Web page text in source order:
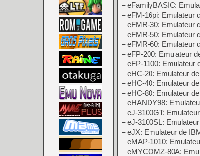
– eFamilyBASIC:
– eFM-16pi: Emulateur
– eFMR-30: Emulateur
– eFMR-50: Emulateur
– eFMR-60: Emulateur
– eFP-200: Emulateur
– eFP-1100: Emulateur
– eHC-20: Emulateur
– eHC-40: Emulateur
– eHC-80: Emulateur
– eHANDY98:
– eJ-3100GT:
– eJ-3100SL:
– eJX: Emulateur de
– eMAP-1010:
– eMYCOMZ-80A: